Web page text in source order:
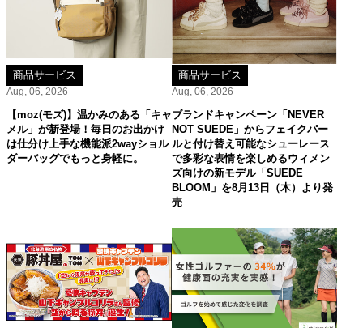
商品サービス
Aug, 06, 2026
【moz(モズ)】温かみのある「キャ
メル」が新登場！毎日のお出かけ
は仕分け上手な機能派2wayショル
ダーバッグでもっと身軽に。
商品サービス
Aug, 06, 2026
ブランドキャンペーン「NEVER
NOT SUEDE」からフェイクパー
ルと付け替え可能なシューレース
で多彩な表情を楽しめるウィメン
ズ向けの新モデル「SUEDE
BLOOM」を8月13日（木）より発
売